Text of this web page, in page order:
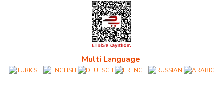
Multi Language